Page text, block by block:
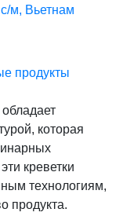
с/м, Вьетнам
продукты
которая
креветки
технологиям,
продукта.